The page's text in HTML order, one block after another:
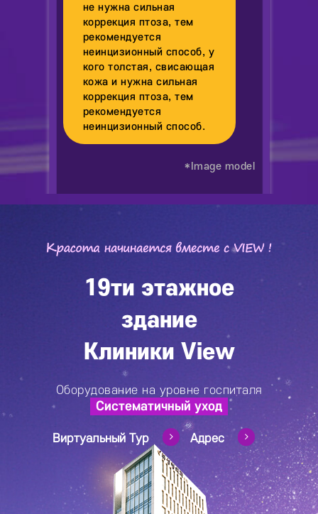
не нужна сильная
коррекция птоза, тем
рекомендуется
неинцизионный способ, у
кого толстая, свисающая
кожа и нужна сильная
коррекция птоза, тем
рекомендуется
неинцизионный способ.
*Image model
19ти этажное
здание
Клиники View
Оборудование на уровне госпиталя
Систематичный уход
Виртуальный Тур Адрес